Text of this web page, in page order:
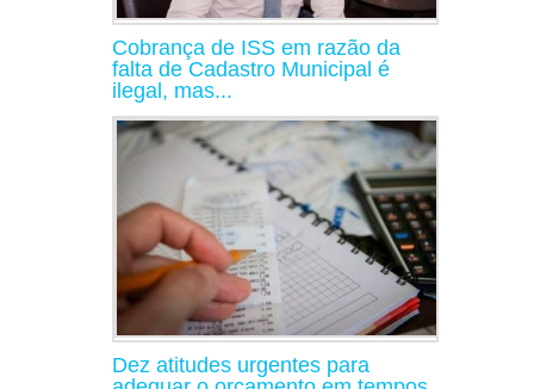
Cobrança de ISS em razão da
falta de Cadastro Municipal é
ilegal, mas...
Dez atitudes urgentes para